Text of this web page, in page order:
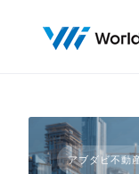
アブダビ不動